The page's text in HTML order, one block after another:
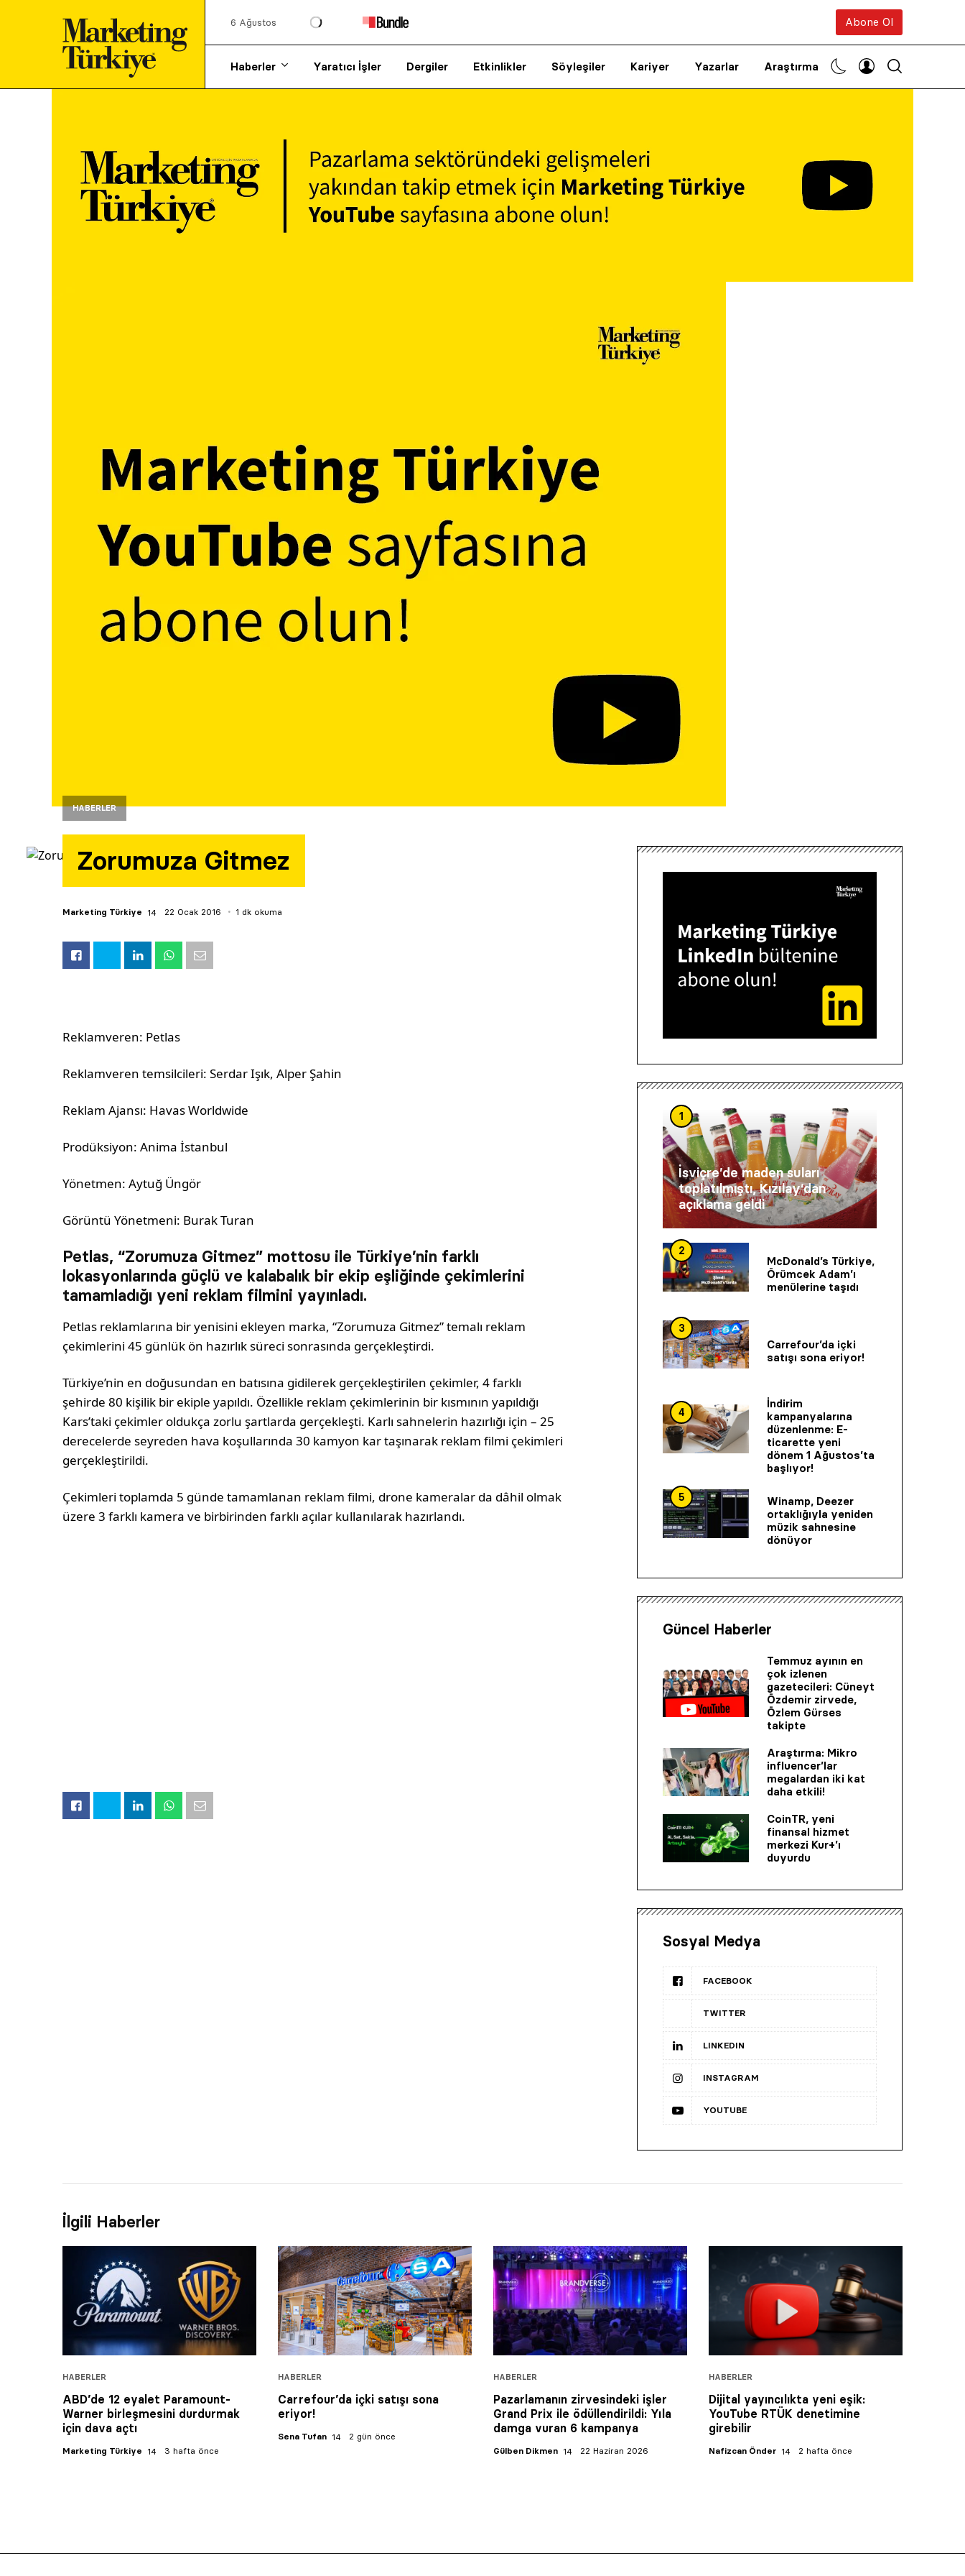
6 Ağustos Abone Ol
Haberler Yaratıcı İşler Dergiler Etkinlikler Söyleşiler Kariyer Yazarlar Araştırma
HABERLER
Zorumuza Gitmez
Marketing Türkiye 22 Ocak 2016 1 dk okuma
Reklamveren: Petlas
Reklamveren temsilcileri: Serdar Işık, Alper Şahin
Reklam Ajansı: Havas Worldwide
Prodüksiyon: Anima İstanbul
Yönetmen: Aytuğ Üngör
Görüntü Yönetmeni: Burak Turan
Petlas, “Zorumuza Gitmez” mottosu ile Türkiye’nin farklı
lokasyonlarında güçlü ve kalabalık bir ekip eşliğinde çekimlerini
tamamladığı yeni reklam filmini yayınladı.
Petlas reklamlarına bir yenisini ekleyen marka, “Zorumuza Gitmez” temalı reklam
çekimlerini 45 günlük ön hazırlık süreci sonrasında gerçekleştirdi.
Türkiye’nin en doğusundan en batısına gidilerek gerçekleştirilen çekimler, 4 farklı
şehirde 80 kişilik bir ekiple yapıldı. Özellikle reklam çekimlerinin bir kısmının yapıldığı
Kars’taki çekimler oldukça zorlu şartlarda gerçekleşti. Karlı sahnelerin hazırlığı için – 25
derecelerde seyreden hava koşullarında 30 kamyon kar taşınarak reklam filmi çekimleri
gerçekleştirildi.
Çekimleri toplamda 5 günde tamamlanan reklam filmi, drone kameralar da dâhil olmak
üzere 3 farklı kamera ve birbirinden farklı açılar kullanılarak hazırlandı.
1
İsviçre’de maden suları
toplatılmıştı, Kızılay’dan
açıklama geldi
2
McDonald’s Türkiye,
Örümcek Adam’ı
menülerine taşıdı
3
Carrefour’da içki
satışı sona eriyor!
4
İndirim
kampanyalarına
düzenlenme: E-
ticarette yeni
dönem 1 Ağustos’ta
başlıyor!
5
Winamp, Deezer
ortaklığıyla yeniden
müzik sahnesine
dönüyor
Güncel Haberler
Temmuz ayının en
çok izlenen
gazetecileri: Cüneyt
Özdemir zirvede,
Özlem Gürses
takipte
Araştırma: Mikro
influencer’lar
megalardan iki kat
daha etkili!
CoinTR, yeni
finansal hizmet
merkezi Kur+’ı
duyurdu
Sosyal Medya
FACEBOOK
TWITTER
LINKEDIN
INSTAGRAM
YOUTUBE
İlgili Haberler
HABERLER
ABD’de 12 eyalet Paramount-
Warner birleşmesini durdurmak
için dava açtı
Marketing Türkiye 3 hafta önce
HABERLER
Carrefour’da içki satışı sona
eriyor!
Sena Tufan 2 gün önce
HABERLER
Pazarlamanın zirvesindeki işler
Grand Prix ile ödüllendirildi: Yıla
damga vuran 6 kampanya
Gülben Dikmen 22 Haziran 2026
HABERLER
Dijital yayıncılıkta yeni eşik:
YouTube RTÜK denetimine
girebilir
Nafizcan Önder 2 hafta önce